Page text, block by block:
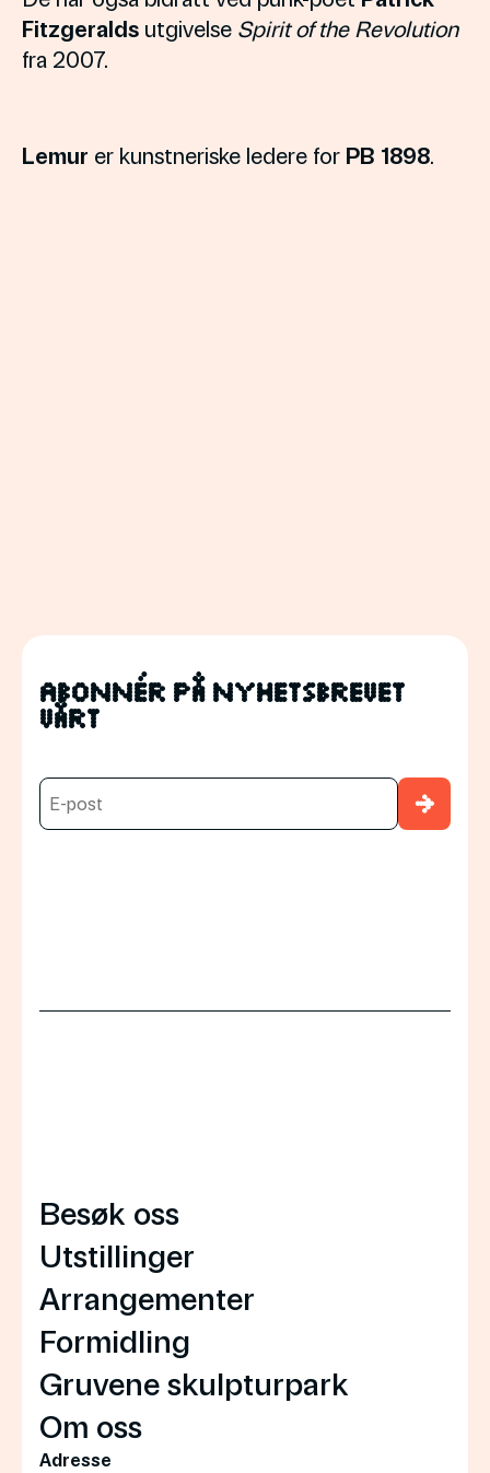
Fitzgeralds utgivelse Spirit of the Revolution
fra 2007.
Lemur er kunstneriske ledere for PB 1898.
Abonnér på nyhetsbrevet
vårt
→
Besøk oss
Utstillinger
Arrangementer
Formidling
Gruvene skulpturpark
Om oss
Adresse